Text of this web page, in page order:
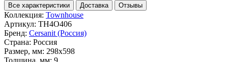
Все характеристики Доставка Отзывы
Коллекция: Townhouse
Артикул: TH4O406
Бренд: Cersanit (Россия)
Страна: Россия
Размер, мм: 298x598
Толщина, мм: 9